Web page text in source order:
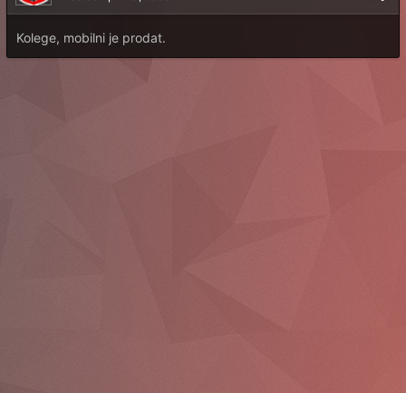
Kolege, mobilni je prodat.